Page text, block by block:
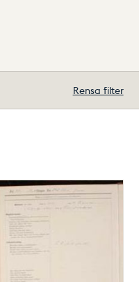
Rensa filter